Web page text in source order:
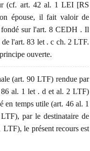
(cf. art. 42 al. 1 LEI [RS
épouse, il fait valoir de
fondé sur l'art. 8 CEDH . Il
de l'art. 83 let . c ch. 2 LTF.
ouverte.
(art. 90 LTF) rendue par
86 al. 1 let . d et al. 2 LTF)
en temps utile (art. 46 al. 1
par le destinataire de
le présent recours est